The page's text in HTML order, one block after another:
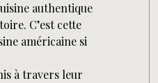
authentique
C’est cette
américaine si
à travers leur